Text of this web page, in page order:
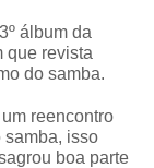
álbum da
que revista
do samba.
reencontro
samba, isso
boa parte